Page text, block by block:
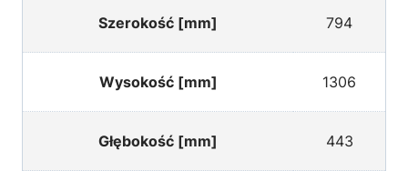
Szerokość [mm] 794
Wysokość [mm] 1306
Głębokość [mm] 443